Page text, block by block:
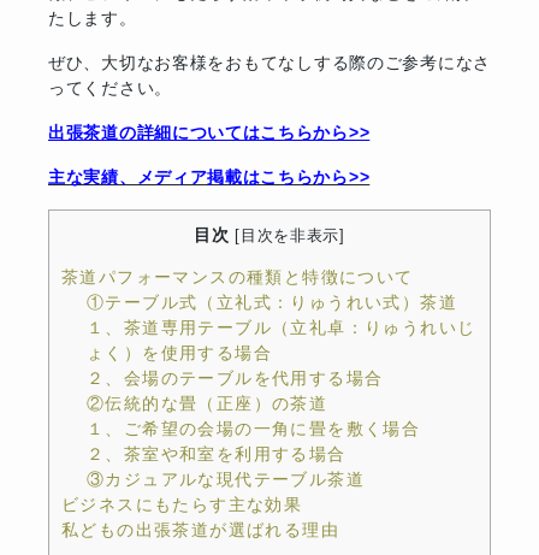
たします。
ぜひ、大切なお客様をおもてなしする際のご参考になさ
ってください。
出張茶道の詳細についてはこちらから>>
主な実績、メディア掲載はこちらから>>
目次 目次を非表示
茶道パフォーマンスの種類と特徴について
①テーブル式（立礼式：りゅうれい式）茶道
１、茶道専用テーブル（立礼卓：りゅうれいじ
ょく）を使用する場合
２、会場のテーブルを代用する場合
②伝統的な畳（正座）の茶道
１、ご希望の会場の一角に畳を敷く場合
２、茶室や和室を利用する場合
③カジュアルな現代テーブル茶道
ビジネスにもたらす主な効果
私どもの出張茶道が選ばれる理由